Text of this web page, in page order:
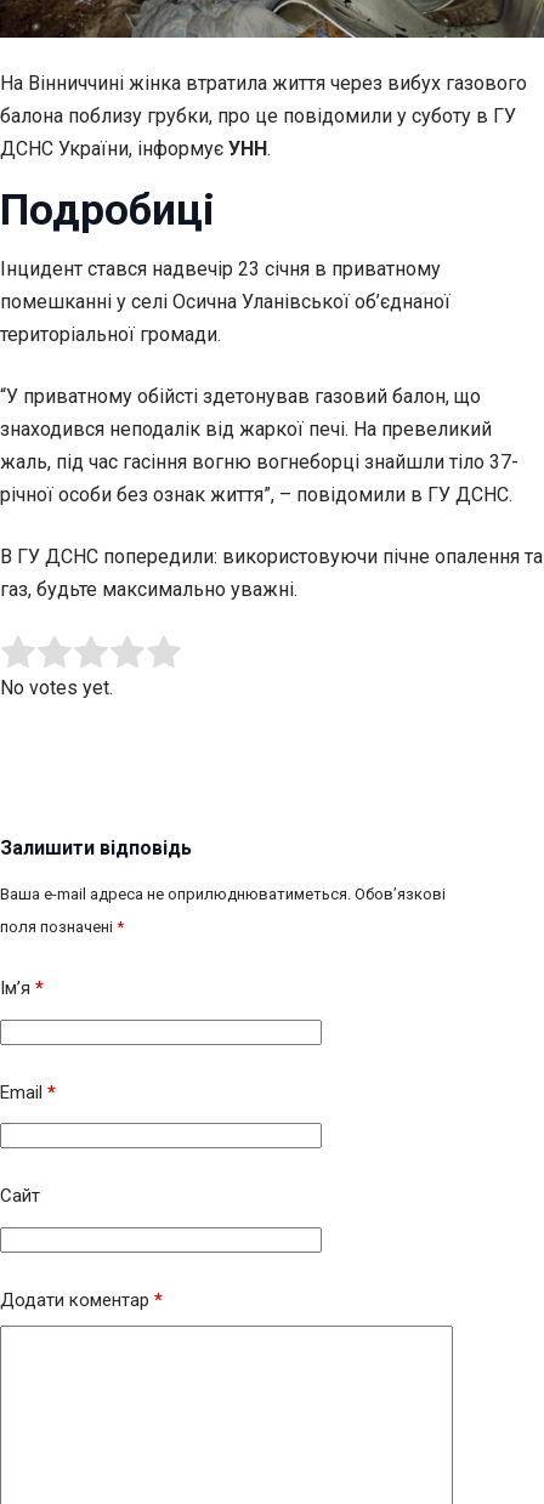
На Вінниччині жінка втратила життя через вибух газового
балона поблизу грубки, про це повідомили у суботу в ГУ
ДСНС України, інформує УНН.
Подробиці
Інцидент стався надвечір 23 січня в приватному
помешканні у селі Осична Уланівської об’єднаної
територіальної громади.
“У приватному обійсті здетонував газовий балон, що
знаходився неподалік від жаркої печі. На превеликий
жаль, під час гасіння вогню вогнеборці знайшли тіло 37-
річної особи без ознак життя”, – повідомили в ГУ ДСНС.
В ГУ ДСНС попередили: використовуючи пічне опалення та
газ, будьте максимально уважні.
Rate this item:
No votes yet.
Залишити відповідь
Ваша e-mail адреса не оприлюднюватиметься. Обов’язкові
поля позначені *
Ім’я *
Email *
Сайт
Додати коментар *